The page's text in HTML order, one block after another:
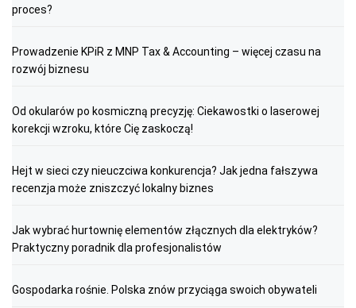
proces?
Prowadzenie KPiR z MNP Tax & Accounting – więcej czasu na
rozwój biznesu
Od okularów po kosmiczną precyzję: Ciekawostki o laserowej
korekcji wzroku, które Cię zaskoczą!
Hejt w sieci czy nieuczciwa konkurencja? Jak jedna fałszywa
recenzja może zniszczyć lokalny biznes
Jak wybrać hurtownię elementów złącznych dla elektryków?
Praktyczny poradnik dla profesjonalistów
Gospodarka rośnie. Polska znów przyciąga swoich obywateli